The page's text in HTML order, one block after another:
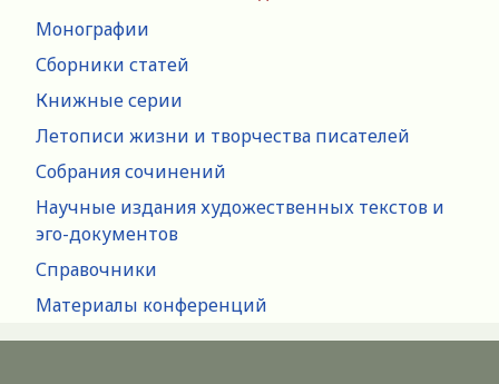
Монографии
Сборники статей
Книжные серии
Летописи жизни и творчества писателей
Собрания сочинений
Научные издания художественных текстов и
эго-документов
Справочники
Материалы конференций